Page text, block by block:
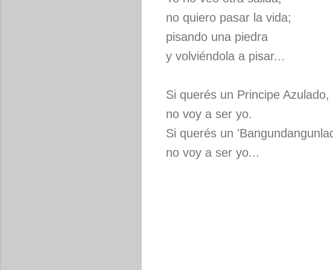
no quiero pasar la vida;
pisando una piedra
y volviéndola a pisar...
Si querés un Principe Azulado,
no voy a ser yo.
Si querés un
no voy a ser yo...